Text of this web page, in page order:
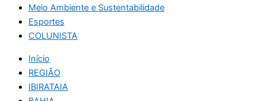
Meio Ambiente e Sustentabilidade
Esportes
COLUNISTA
Início
REGIÃO
IBIRATAIA